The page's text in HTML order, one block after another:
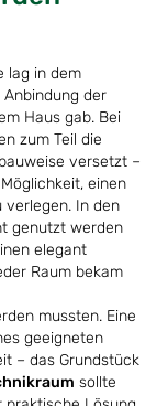
lag in dem
der
Haus gab. Bei
zum Teil die
versetzt –
einen
verlegen. In den
genutzt werden
elegant
Raum bekam
mussten. Eine
geeigneten
– das Grundstück
sollte